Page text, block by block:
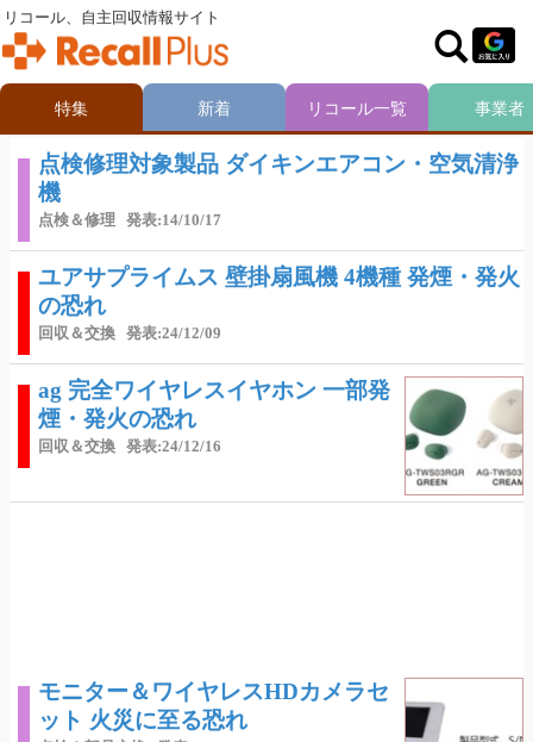
点検修理対象製品 ダイキンエアコン・空気清浄
機
点検＆修理 発表:14/10/17
ユアサプライムス 壁掛扇風機 4機種 発煙・発火
の恐れ
回収＆交換 発表:24/12/09
ag 完全ワイヤレスイヤホン 一部発
煙・発火の恐れ
回収＆交換 発表:24/12/16
モニター＆ワイヤレスHDカメラセ
ット 火災に至る恐れ
リコール、自主回収情報サイト
特集 新着 リコール一覧 事業者